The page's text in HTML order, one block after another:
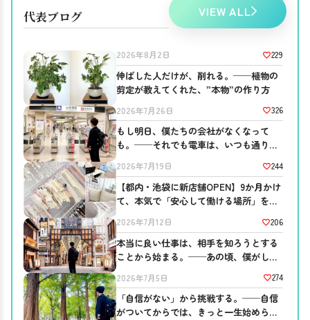
代表ブログ VIEW ALL
2026年8月2日 229
伸ばした人だけが、削れる。──植物の
剪定が教えてくれた、”本物”の作り方
2026年7月26日 326
もし明日、僕たちの会社がなくなって
も。──それでも電車は、いつも通り走
2026年7月19日 244
【都内・池袋に新店舗OPEN】9か月かけ
て、本気で「安心して働ける場所」を作
2026年7月12日 206
本当に良い仕事は、相手を知ろうとする
ことから始まる。──あの頃、僕がして
2026年7月5日 274
「自信がない」から挑戦する。──自信
がついてからでは、きっと一生始められ